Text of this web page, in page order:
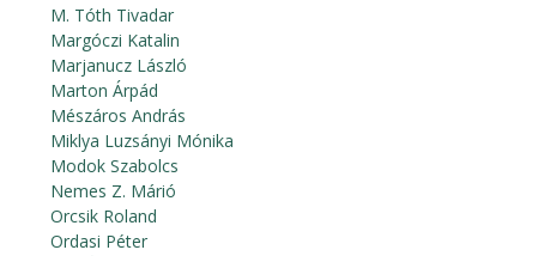
M. Tóth Tivadar
Margóczi Katalin
Marjanucz László
Marton Árpád
Mészáros András
Miklya Luzsányi Mónika
Modok Szabolcs
Nemes Z. Márió
Orcsik Roland
Ordasi Péter